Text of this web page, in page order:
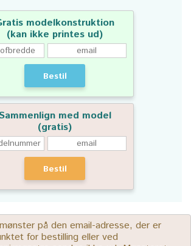
modelkonstruktion
(kan ikke printes ud)
Bestil
med model
(gratis)
Bestil
på den email-adresse, der er
for bestilling eller ved